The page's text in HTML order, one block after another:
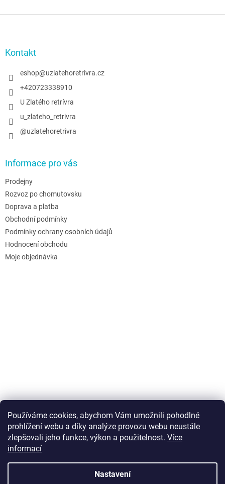
Používáme cookies, abychom Vám umožnili pohodlné
prohlížení webu a díky analýze provozu webu neustále
zlepšovali jeho funkce, výkon a použitelnost. Více
informací
Nastavení
Kontakt
eshop@uzlatehoretrivra.cz
+420723338910
U Zlatého retrívra
u_zlateho_retrivra
@uzlatehoretrivra
Informace pro vás
Prodejny
Rozvoz po chomutovsku
Doprava a platba
Obchodní podmínky
Podmínky ochrany osobních údajů
Hodnocení obchodu
Moje objednávka